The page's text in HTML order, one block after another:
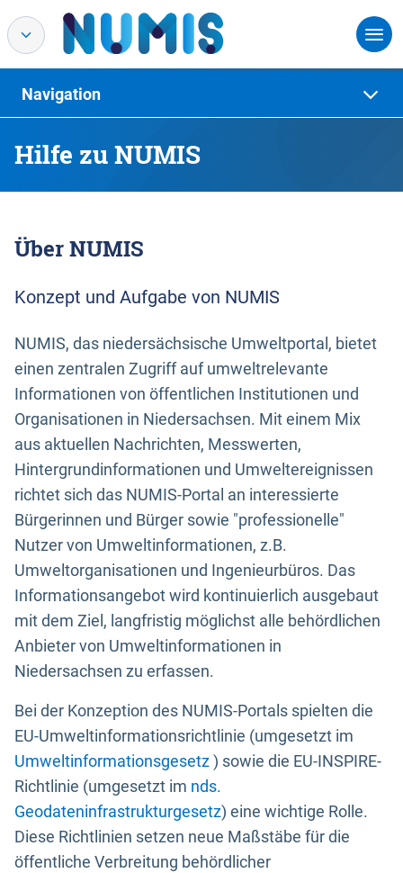
Hilfe zu NUMIS
Navigation
Über NUMIS
Konzept und Aufgabe von NUMIS
NUMIS, das niedersächsische Umweltportal, bietet
einen zentralen Zugriff auf umweltrelevante
Informationen von öffentlichen Institutionen und
Organisationen in Niedersachsen. Mit einem Mix
aus aktuellen Nachrichten, Messwerten,
Hintergrundinformationen und Umweltereignissen
richtet sich das NUMIS-Portal an interessierte
Bürgerinnen und Bürger sowie "professionelle"
Nutzer von Umweltinformationen, z.B.
Umweltorganisationen und Ingenieurbüros. Das
Informationsangebot wird kontinuierlich ausgebaut
mit dem Ziel, langfristig möglichst alle behördlichen
Anbieter von Umweltinformationen in
Niedersachsen zu erfassen.
Bei der Konzeption des NUMIS-Portals spielten die
EU-Umweltinformationsrichtlinie (umgesetzt im
Umweltinformationsgesetz) sowie die EU-INSPIRE-
Richtlinie (umgesetzt im nds.
Geodateninfrastrukturgesetz) eine wichtige Rolle.
Diese Richtlinien setzen neue Maßstäbe für die
öffentliche Verbreitung behördlicher